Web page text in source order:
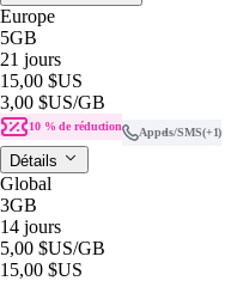
Europe
5GB
21 jours
15,00 $US
3,00 $US/GB
10 % de réduction Appels/SMS(+1)
Détails
Global
3GB
14 jours
5,00 $US/GB
15,00 $US